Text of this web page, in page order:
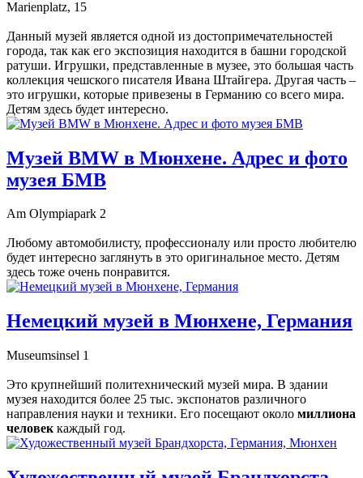
Marienplatz, 15
Данный музей является одной из достопримечательностей
города, так как его экспозиция находится в башни городской
ратуши. Игрушки, представленные в музее, это большая часть
коллекция чешского писателя Ивана Штайгера. Другая часть –
это игрушки, которые привезены в Германию со всего мира.
Детям здесь будет интересно.
Музей BMW в Мюнхене. Адрес и фото
музея БМВ
Am Olympiapark 2
Любому автомобилисту, профессионалу или просто любителю
будет интересно заглянуть в это оригинальное место. Детям
здесь тоже очень понравится.
Немецкий музей в Мюнхене, Германия
Museumsinsel 1
Это крупнейший политехнический музей мира. В здании
музея находится более 25 тыс. экспонатов различного
направления науки и техники. Его посещают около миллиона
человек каждый год.